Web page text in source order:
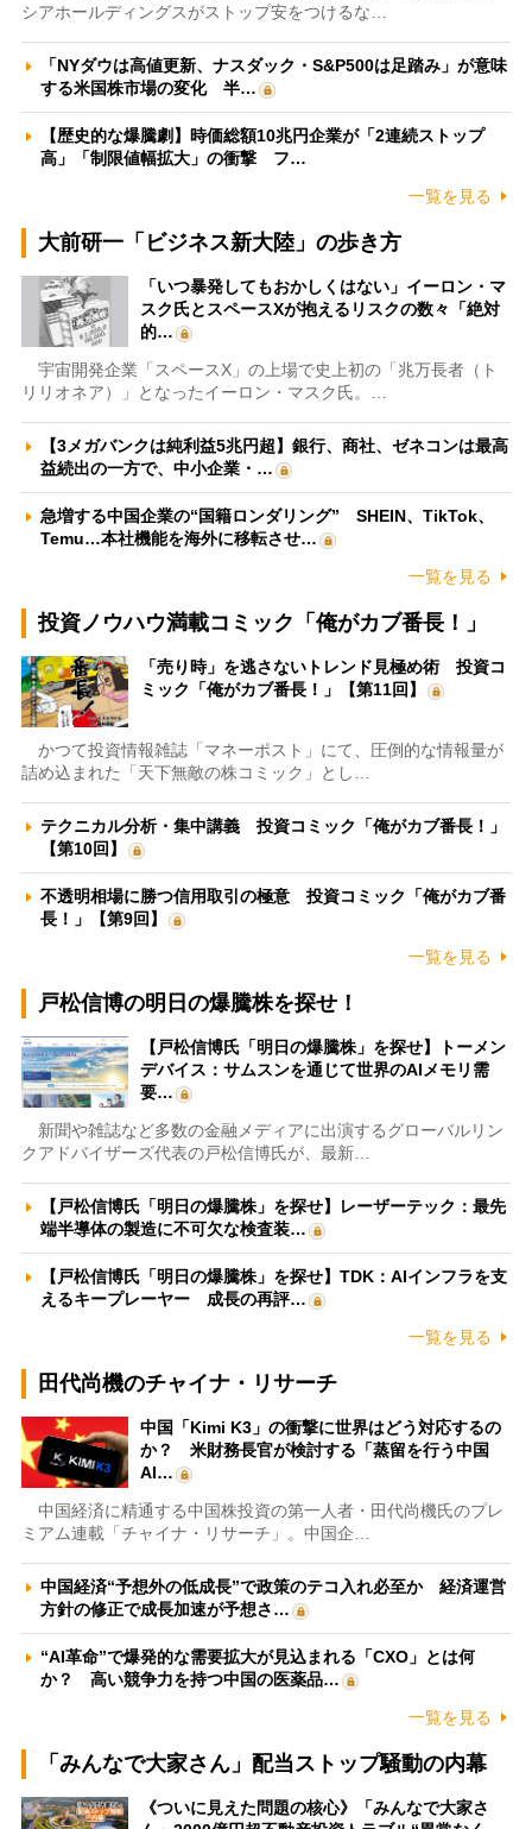
シアホールディングスがストップ安をつけるな…
「NYダウは高値更新、ナスダック・S&P500は足踏み」が意味
する米国株市場の変化 半…
【歴史的な爆騰劇】時価総額10兆円企業が「2連続ストップ
高」「制限値幅拡大」の衝撃 フ…
一覧を見る
大前研一「ビジネス新大陸」の歩き方
「いつ暴発してもおかしくはない」イーロン・マ
スク氏とスペースXが抱えるリスクの数々「絶対
的…
宇宙開発企業「スペースX」の上場で史上初の「兆万長者（ト
リリオネア）」となったイーロン・マスク氏。…
【3メガバンクは純利益5兆円超】銀行、商社、ゼネコンは最高
益続出の一方で、中小企業・…
急増する中国企業の“国籍ロンダリング” SHEIN、TikTok、
Temu…本社機能を海外に移転させ…
一覧を見る
投資ノウハウ満載コミック「俺がカブ番長！」
「売り時」を逃さないトレンド見極め術 投資コ
ミック「俺がカブ番長！」【第11回】
かつて投資情報雑誌「マネーポスト」にて、圧倒的な情報量が
詰め込まれた「天下無敵の株コミック」とし…
テクニカル分析・集中講義 投資コミック「俺がカブ番長！」
【第10回】
不透明相場に勝つ信用取引の極意 投資コミック「俺がカブ番
長！」【第9回】
一覧を見る
戸松信博の明日の爆騰株を探せ！
【戸松信博氏「明日の爆騰株」を探せ】トーメン
デバイス：サムスンを通じて世界のAIメモリ需
要…
新聞や雑誌など多数の金融メディアに出演するグローバルリン
クアドバイザーズ代表の戸松信博氏が、最新…
【戸松信博氏「明日の爆騰株」を探せ】レーザーテック：最先
端半導体の製造に不可欠な検査装…
【戸松信博氏「明日の爆騰株」を探せ】TDK：AIインフラを支
えるキープレーヤー 成長の再評…
一覧を見る
田代尚機のチャイナ・リサーチ
中国「Kimi K3」の衝撃に世界はどう対応するの
か？ 米財務長官が検討する「蒸留を行う中国
AI…
中国経済に精通する中国株投資の第一人者・田代尚機氏のプレ
ミアム連載「チャイナ・リサーチ」。中国企…
中国経済“予想外の低成長”で政策のテコ入れ必至か 経済運営
方針の修正で成長加速が予想さ…
“AI革命”で爆発的な需要拡大が見込まれる「CXO」とは何
か？ 高い競争力を持つ中国の医薬品…
一覧を見る
「みんなで大家さん」配当ストップ騒動の内幕
《ついに見えた問題の核心》「みんなで大家さ